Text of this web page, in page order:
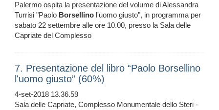
Palermo ospita la presentazione del volume di Alessandra
Turrisi "Paolo Borsellino l'uomo giusto", in programma per
sabato 22 settembre alle ore 10.00, presso la Sala delle
Capriate del Complesso
7. Presentazione del libro “Paolo Borsellino
l'uomo giusto” (60%)
4-set-2018 13.36.59
Sala delle Capriate, Complesso Monumentale dello Steri -